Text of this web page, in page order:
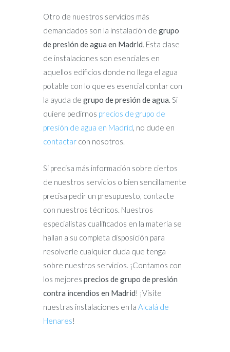
Otro de nuestros servicios más
demandados son la instalación de grupo
de presión de agua en Madrid. Esta clase
de instalaciones son esenciales en
aquellos edificios donde no llega el agua
potable con lo que es esencial contar con
la ayuda de grupo de presión de agua. Si
quiere pedirnos precios de grupo de
presión de agua en Madrid, no dude en
contactar con nosotros.
Si precisa más información sobre ciertos
de nuestros servicios o bien sencillamente
precisa pedir un presupuesto, contacte
con nuestros técnicos. Nuestros
especialistas cualificados en la materia se
hallan a su completa disposición para
resolverle cualquier duda que tenga
sobre nuestros servicios. ¡Contamos con
los mejores precios de grupo de presión
contra incendios en Madrid! ¡Visite
nuestras instalaciones en la Alcalá de
Henares!